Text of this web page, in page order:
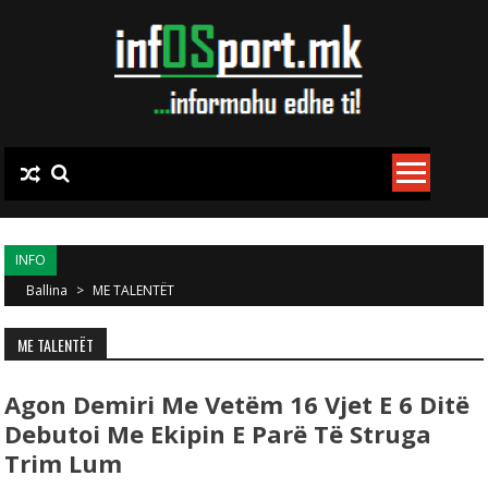
INFO
Ballina > ME TALENTËT
ME TALENTËT
Agon Demiri Me Vetëm 16 Vjet E 6 Ditë
Debutoi Me Ekipin E Parë Të Struga
Trim Lum